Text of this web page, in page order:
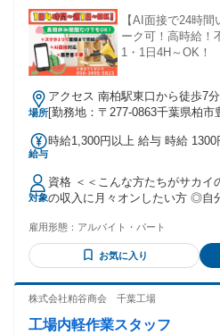
【AI面接で24時
ーク可！高時給
1・1日4H～OK！
場所
アクセス 南柏駅東口から徒歩7分
[勤務地：〒277-0863千葉県柏市
給与
時給1,300円以上 給与 時給
勤交通費全額支給 現場から家ま
対象
資格 ＜＜こんな方たちがサカ
の収入に月々オンしたい方 ◎自
しておきたい方 ◎いずれ自分が
経験に関係なくしっかり稼ぎたい方 ◎高校生歓迎 ◎大
迎 ◎未経験者歓迎 ◎無資格歓
雇用形態： アルバイト・パート
お気に入り
株式会社粕谷商会 千葉工場
工場内軽作業スタッフ